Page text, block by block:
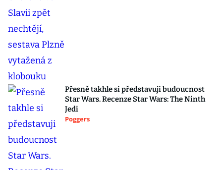
Přesně takhle si představuji budoucnost
Star Wars. Recenze Star Wars: The Ninth
Jedi
Poggers